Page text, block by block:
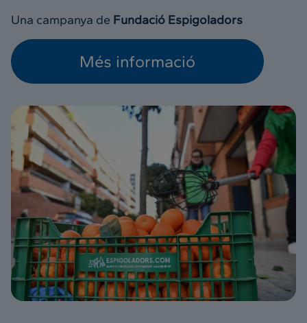
Una campanya de Fundació Espigoladors
Més informació